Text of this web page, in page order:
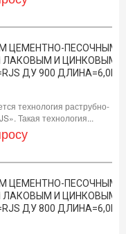
ЦЕМЕНТНО-ПЕСОЧНЫМ
И ЦИНКОВЫМ
ДУ 900 ДЛИНА=6,0М
технология раструбно-
Такая технология...
ЦЕМЕНТНО-ПЕСОЧНЫМ
И ЦИНКОВЫМ
ДУ 800 ДЛИНА=6,0М